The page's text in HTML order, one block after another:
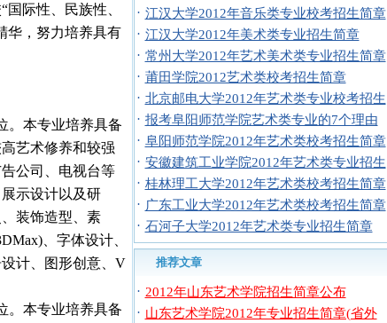
际性、民族性、
华，努力培养具有
。本专业培养具备
艺术修养和较强
公司、电视台等
示设计以及研
装饰造型、素
、字体设计、
计、图形创意、 V
。本专业培养具备
· 江汉大学2012年音乐类专业校考招生简章
· 江汉大学2012年美术类专业招生简章
· 常州大学2012年艺术美术类专业招生简章
· 莆田学院2012艺术类校考招生简章
· 北京邮电大学2012年艺术类专业校考招生
· 报考阜阳师范学院艺术类专业的7个理由
· 阜阳师范学院2012年艺术类校考招生简章
· 安徽建筑工业学院2012年艺术类专业招生
· 桂林理工大学2012年艺术类校考招生简章
· 广东工业大学2012年艺术类校考招生简章
· 石河子大学2012年艺术类专业招生简章
推荐文章
· 2012年山东艺术学院招生简章公布
· 山东艺术学院2012年专业招生简章(省外